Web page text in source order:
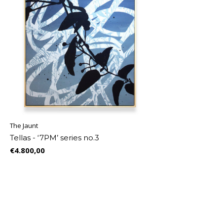
The Jaunt
Tellas - ‘7PM’ series no.3
€4.800,00